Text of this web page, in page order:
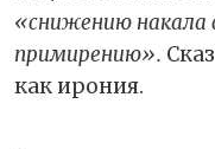
«снижению
примирению».
как ирония.